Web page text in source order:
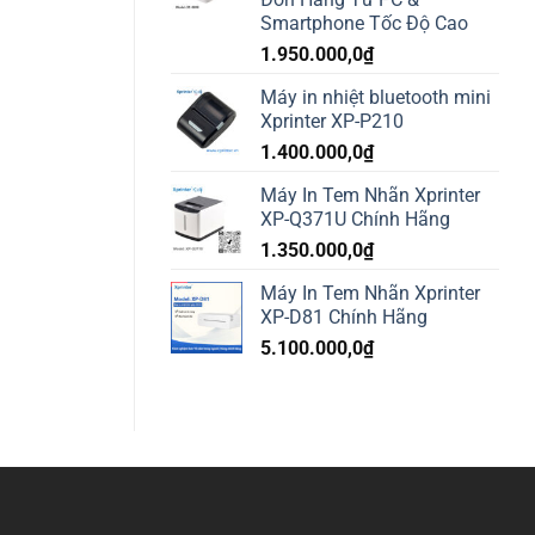
Smartphone Tốc Độ Cao
1.950.000,0₫
Máy in nhiệt bluetooth mini
Xprinter XP-P210
1.400.000,0₫
Máy In Tem Nhãn Xprinter
XP-Q371U Chính Hãng
1.350.000,0₫
Máy In Tem Nhãn Xprinter
XP-D81 Chính Hãng
5.100.000,0₫